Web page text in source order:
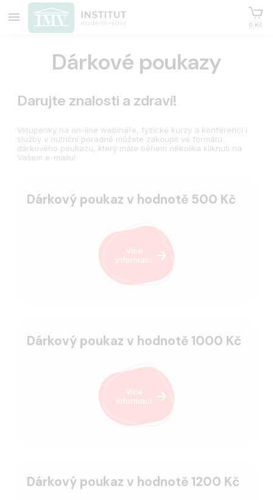
0 Kč
Dárkové poukazy
Darujte znalosti a zdraví!
Vstupenky na on-line webináře, fyzické kurzy a konferenci i
služby v nutriční poradně můžete zakoupit ve formátu
dárkového poukazu, který máte během několika kliknutí na
Vašem e-mailu!
Dárkový poukaz v hodnotě 500 Kč
Více
informací
Dárkový poukaz v hodnotě 1000 Kč
Více
informací
Dárkový poukaz v hodnotě 1200 Kč